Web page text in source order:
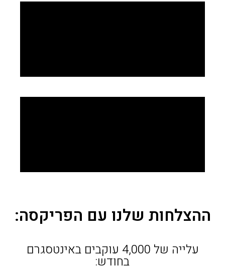
ההצלחות שלנו עם הפריקסה:
עלייה של 4,000 עוקבים באינטסגרם
בחודש: